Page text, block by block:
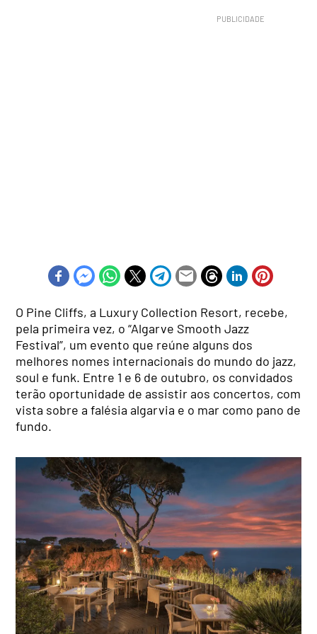
O Pine Cliffs, a Luxury Collection Resort, recebe,
pela primeira vez, o “Algarve Smooth Jazz
Festival”, um evento que reúne alguns dos
melhores nomes internacionais do mundo do jazz,
soul e funk. Entre 1 e 6 de outubro, os convidados
terão oportunidade de assistir aos concertos, com
vista sobre a falésia algarvia e o mar como pano de
fundo.